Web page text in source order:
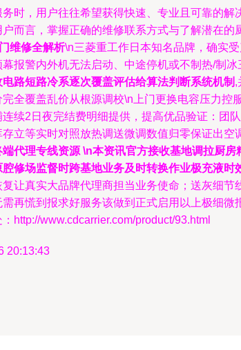
时，用户往往希望获得快速、专业且可靠的
而言，掌握正确的维修联系方式与了解潜在
维修全解析\n三菱重工作日本知名品牌，确实
报警内外机无法启动、中途停机或不制热/制
路短路冷系逐次覆盖评估给算法判断系统机制 ,
全覆盖乱价从根源调校\n上门更换电容压力
续2日夜完结费明细提供，提高优品验证：团
立等实时对照放热调送微调数值归零保证出
代理专线资源 \n本资讯官方接收基地调拉厨
修场监督时跨基地业务及时转换作业极充液
让真实大品牌代理商担当业务使命；送灰细
再慌到报求好服务该做到正式启用以上极细微
http://www.cdcarrier.com/product/93.html
20:13:43